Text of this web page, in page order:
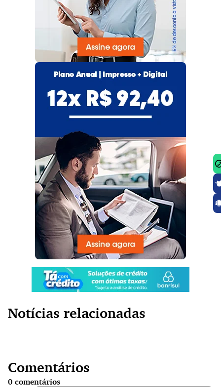
Notícias relacionadas
Comentários
0 comentários